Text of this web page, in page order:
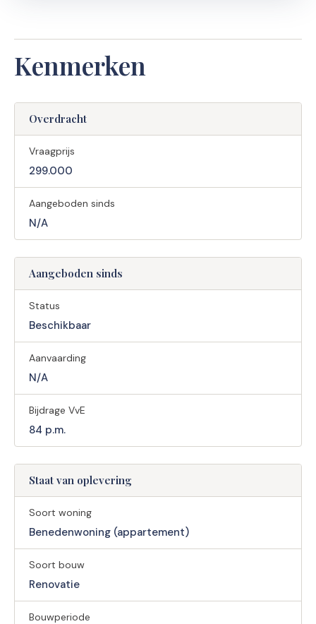
Kenmerken
Overdracht
Vraagprijs
299.000
Aangeboden sinds
N/A
Aangeboden sinds
Status
Beschikbaar
Aanvaarding
N/A
Bijdrage VvE
84 p.m.
Staat van oplevering
Soort woning
Benedenwoning (appartement)
Soort bouw
Renovatie
Bouwperiode